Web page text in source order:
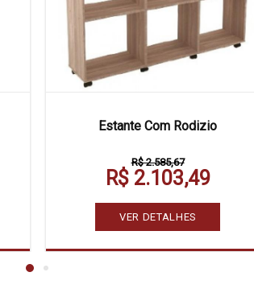
Estante Com Rodizio
R$ 2.585,67
R$ 2.103,49
VER DETALHES